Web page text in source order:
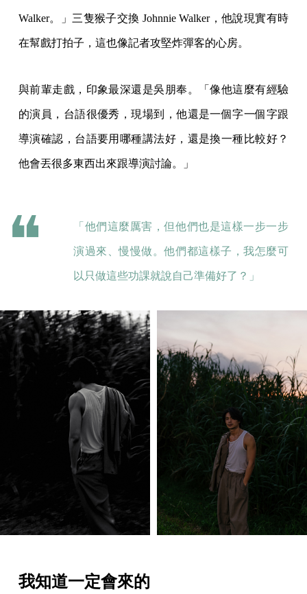
Walker。」三隻猴子交換 Johnnie Walker，他說現實有時
在幫戲打拍子，這也像記者攻堅炸彈客的心房。
與前輩走戲，印象最深還是吳朋奉。「像他這麼有經驗
的演員，台語很優秀，現場到，他還是一個字一個字跟
導演確認，台語要用哪種講法好，還是換一種比較好？
他會丟很多東西出來跟導演討論。」
「他們這麼厲害，但他們也是這樣一步一步
演過來、慢慢做。他們都這樣子，我怎麼可
以只做這些功課就說自己準備好了？」
我知道一定會來的